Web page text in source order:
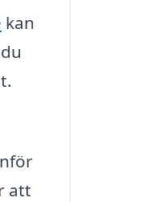
kan
att